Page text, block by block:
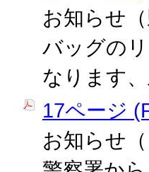
お知らせ
バッグの
なります
17ページ
お知らせ